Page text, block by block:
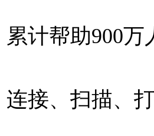
累计帮助900
连接、扫描、